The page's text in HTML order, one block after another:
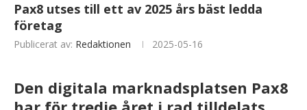
Pax8 utses till ett av 2025 års bäst ledda
företag
Publicerat av: Redaktionen 2025-05-16
Den digitala marknadsplatsen Pax8